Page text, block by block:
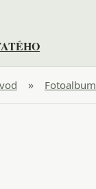
» Fotoalbum